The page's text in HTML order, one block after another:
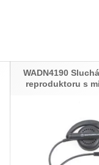
WADN4190
reproduktoru s